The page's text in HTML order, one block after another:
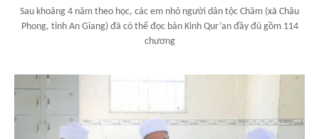
Sau khoảng 4 năm theo học, các em nhỏ người dân tộc Chăm (xã Châu
Phong, tỉnh An Giang) đã có thể đọc bản Kinh Qur’an đầy đủ gồm 114
chương